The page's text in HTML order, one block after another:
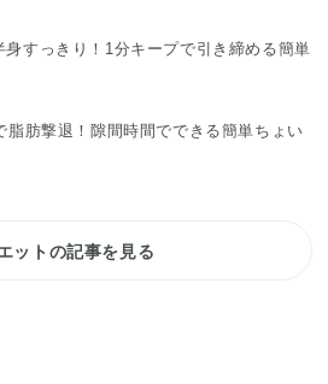
身すっきり！1分キープで引き締める簡単
脂肪撃退！隙間時間でできる簡単ちょい
ットの記事を見る